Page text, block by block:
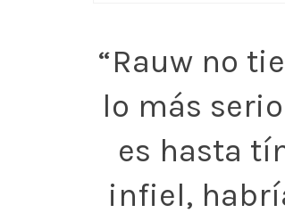
“Rauw no
lo más
es hasta
infiel,